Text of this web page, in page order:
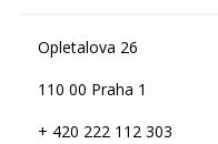
Opletalova 26
110 00 Praha 1
+ 420 222 112 303